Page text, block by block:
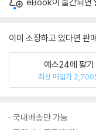
이미 소장하고 있다면 판
예스24에 팔기
최상 매입가 2,700
국내배송만 가능